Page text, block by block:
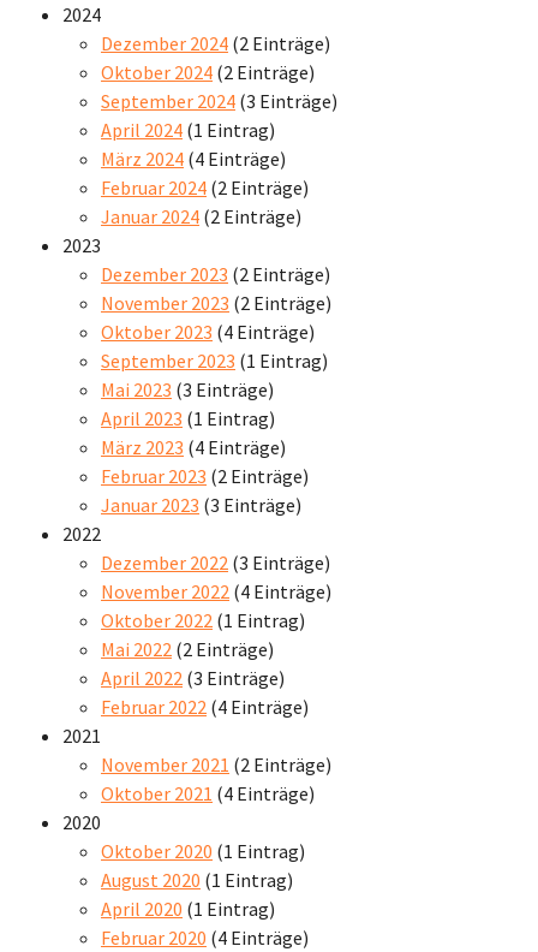
2024
Dezember 2024 (2 Einträge)
Oktober 2024 (2 Einträge)
September 2024 (3 Einträge)
April 2024 (1 Eintrag)
März 2024 (4 Einträge)
Februar 2024 (2 Einträge)
Januar 2024 (2 Einträge)
2023
Dezember 2023 (2 Einträge)
November 2023 (2 Einträge)
Oktober 2023 (4 Einträge)
September 2023 (1 Eintrag)
Mai 2023 (3 Einträge)
April 2023 (1 Eintrag)
März 2023 (4 Einträge)
Februar 2023 (2 Einträge)
Januar 2023 (3 Einträge)
2022
Dezember 2022 (3 Einträge)
November 2022 (4 Einträge)
Oktober 2022 (1 Eintrag)
Mai 2022 (2 Einträge)
April 2022 (3 Einträge)
Februar 2022 (4 Einträge)
2021
November 2021 (2 Einträge)
Oktober 2021 (4 Einträge)
2020
Oktober 2020 (1 Eintrag)
August 2020 (1 Eintrag)
April 2020 (1 Eintrag)
Februar 2020 (4 Einträge)